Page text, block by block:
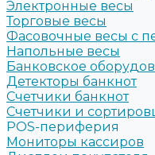
Электронные весы
Торговые весы
Фасовочные весы с
Напольные весы
Банковское
Детекторы банкнот
Счетчики банкнот
Счетчики и
POS-периферия
Мониторы кассиров